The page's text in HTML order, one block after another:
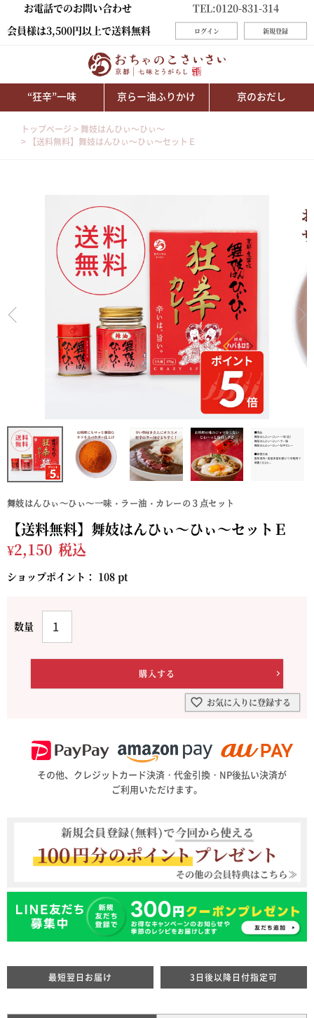
お電話でのお問い合わせ
TEL:0120-831-314
会員様は3,500円以上で送料無料
ログイン 新規登録
“狂辛”一味 京らー油ふりかけ 京のおだし
トップページ
舞妓はんひぃ～ひぃ～
【送料無料】舞妓はんひぃ～ひぃ～セットＥ
舞妓はんひぃ～ひぃ～一味・ラー油・カレーの３点セット
【送料無料】舞妓はんひぃ～ひぃ～セットＥ
¥2,150 税込
ショップポイント： 108 pt
お気に入りに登録する
その他、クレジットカード決済・代金引換・NP後払い決済が
ご利用いただけます。
最短翌日お届け 3日後以降日付指定可